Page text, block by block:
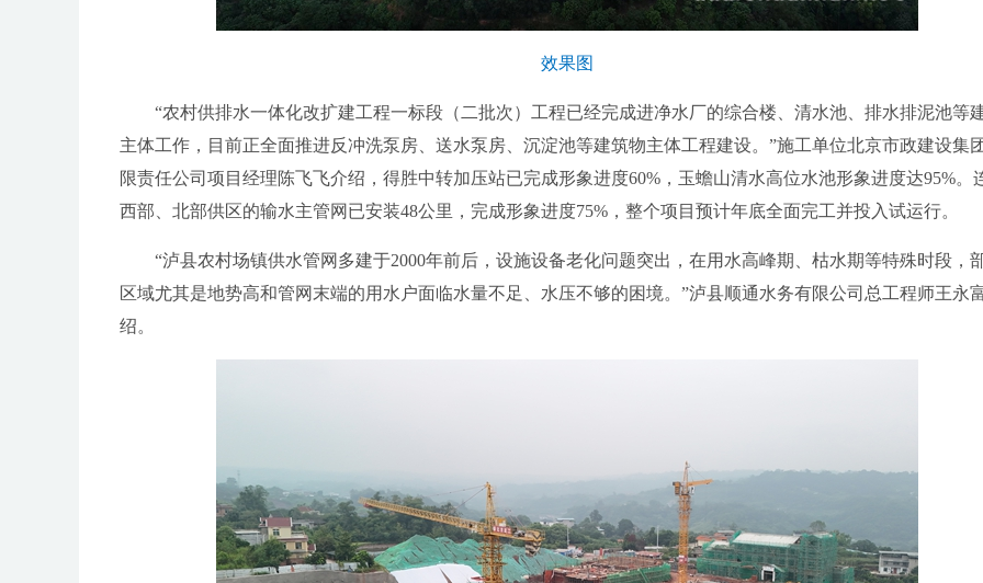
效果图
“农村供排水一体化改扩建工程一标段（二批次）工程已经完成进净水厂的综合楼、清水池、排水排泥池等
主体工作，目前正全面推进反冲洗泵房、送水泵房、沉淀池等建筑物主体工程建设。”施工单位北京市政建设集
限责任公司项目经理陈飞飞介绍，得胜中转加压站已完成形象进度60%，玉蟾山清水高位水池形象进度达95%。
西部、北部供区的输水主管网已安装48公里，完成形象进度75%，整个项目预计年底全面完工并投入试运行。
“泸县农村场镇供水管网多建于2000年前后，设施设备老化问题突出，在用水高峰期、枯水期等特殊时段，
区域尤其是地势高和管网末端的用水户面临水量不足、水压不够的困境。”泸县顺通水务有限公司总工程师王永
绍。